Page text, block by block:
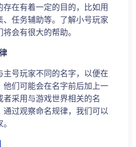
在有着一定的目的，比如用
任务辅助等。了解小号玩家
会有很大的帮助。
号玩家不同的名字，以便在
他们可能会在名字前后加上一
采用与游戏世界相关的名
通过观察命名规律，我们可以